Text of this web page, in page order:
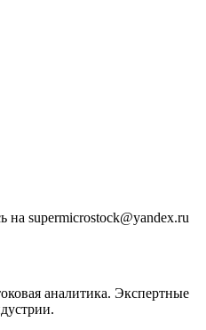
на supermicrostock@yandex.ru
аналитика. Экспертные